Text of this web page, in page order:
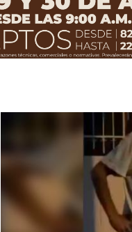
Contenido multimedia principal